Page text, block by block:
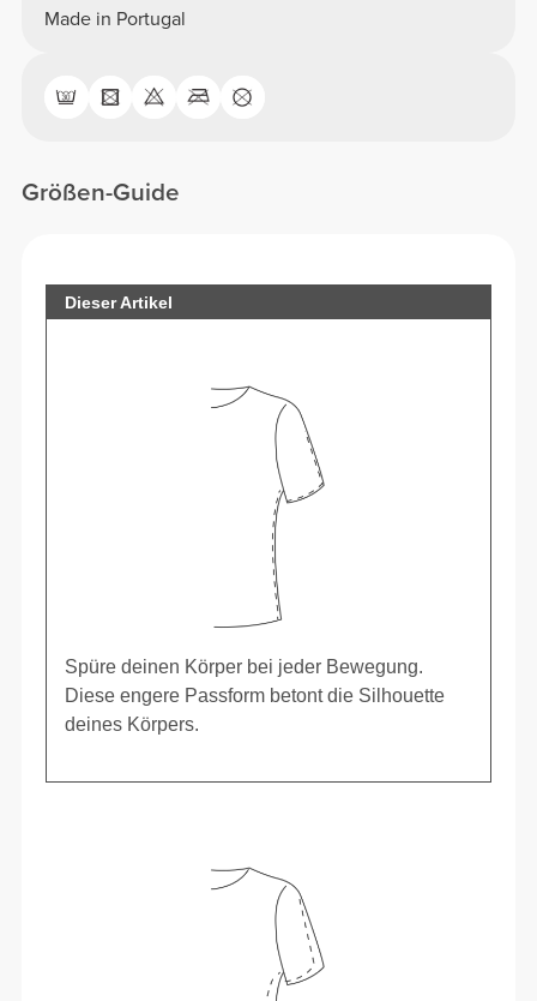
Made in Portugal
Größen-Guide
Dieser Artikel
Spüre deinen Körper bei jeder Bewegung.
Diese engere Passform betont die Silhouette
deines Körpers.